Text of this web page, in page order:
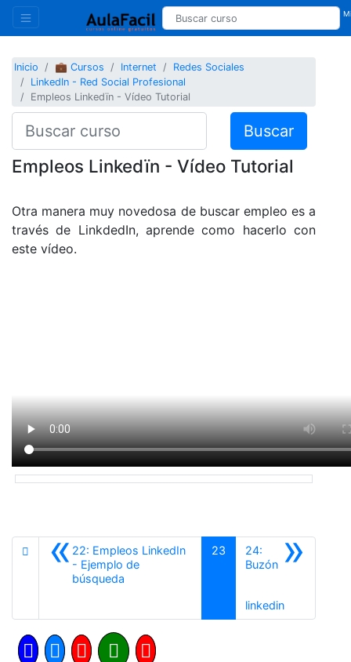
Inicio 💼 Cursos Internet
Redes Sociales
LinkedIn - Red Social Profesional
Empleos Linkedïn - Vídeo Tutorial
Buscar
Empleos Linkedïn - Vídeo Tutorial
Otra manera muy novedosa de buscar empleo es a
través de LinkdedIn, aprende como hacerlo con
este vídeo.
«22: Empleos LinkedIn
- Ejemplo de
búsqueda
23 »
24:
Buzón
linkedinSiguiente